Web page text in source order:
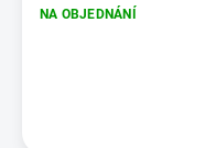
NA OBJEDNÁNÍ